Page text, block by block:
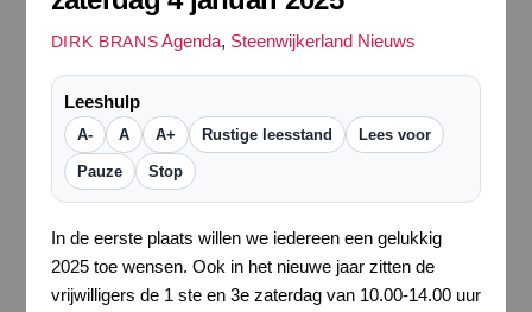
DIRK BRANS Agenda, Steenwijkerland Nieuws
Leeshulp
A- A A+ Rustige leesstand Lees voor
Pauze Stop
In de eerste plaats willen we iedereen een gelukkig
2025 toe wensen. Ook in het nieuwe jaar zitten de
vrijwilligers de 1 ste en 3e zaterdag van 10.00-14.00 uur